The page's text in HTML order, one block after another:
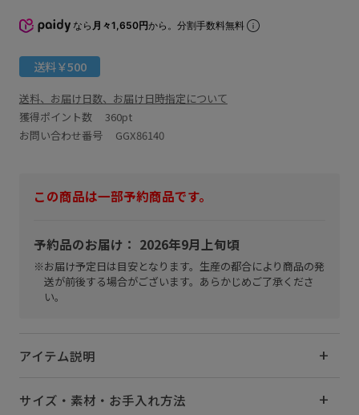
なら 月々1,650円から。分割手数料無料
送料￥500
送料、お届け日数、お届け日時指定について
獲得ポイント数 360pt
お問い合わせ番号 GGX86140
この商品は一部予約商品です。
予約品のお届け： 2026年9月上旬頃
※お届け予定日は目安となります。生産の都合により商品の発
送が前後する場合がございます。あらかじめご了承くださ
い。
アイテム説明
サイズ・素材・お手入れ方法